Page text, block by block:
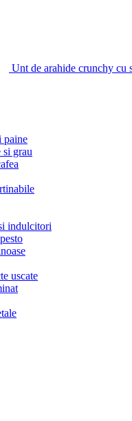
Unt de arahide crunchy cu
paine
si grau
indulcitori
uscate